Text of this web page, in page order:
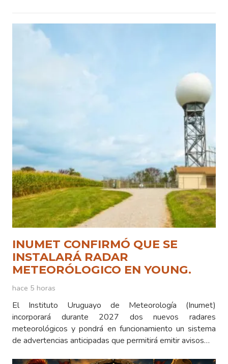
INUMET CONFIRMÓ QUE SE
INSTALARÁ RADAR
METEORÓLOGICO EN YOUNG.
hace 5 horas
El Instituto Uruguayo de Meteorología (Inumet)
incorporará durante 2027 dos nuevos radares
meteorológicos y pondrá en funcionamiento un sistema
de advertencias anticipadas que permitirá emitir avisos…